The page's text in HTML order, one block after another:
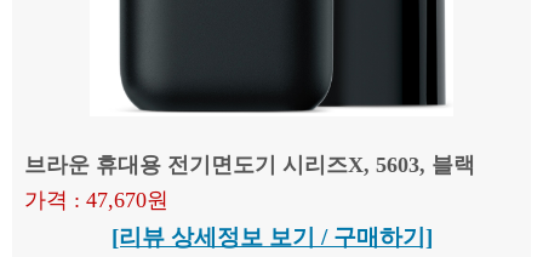
브라운 휴대용 전기면도기 시리즈X, 5603, 블랙
가격 : 47,670원
[리뷰 상세정보 보기 / 구매하기]